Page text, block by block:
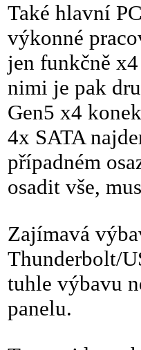
Také hlavní
výkonné
jen funkčně
nimi je pak
Gen5 x4
4x SATA
případném
osadit vše,
Zajímavá
Thunderbolt/
tuhle výbavu
panelu.